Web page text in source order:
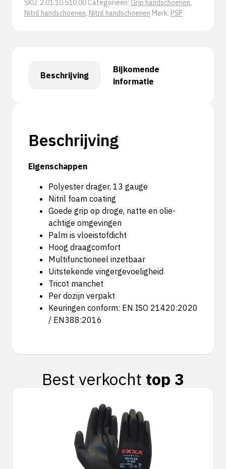
SKU: 2.01.10.510.00 Categorieën: Grip handschoenen,
Nitril handschoenen, Nitril handschoenen Merk: PSP
Beschrijving
Bijkomende
informatie
Beschrijving
Eigenschappen
Polyester drager, 13 gauge
Nitril foam coating
Goede grip op droge, natte en olie-
achtige omgevingen
Palm is vloeistofdicht
Hoog draagcomfort
Multifunctioneel inzetbaar
Uitstekende vingergevoeligheid
Tricot manchet
Per dozijn verpakt
Keuringen conform: EN ISO 21420:2020
/ EN388:2016
Best verkocht top 3